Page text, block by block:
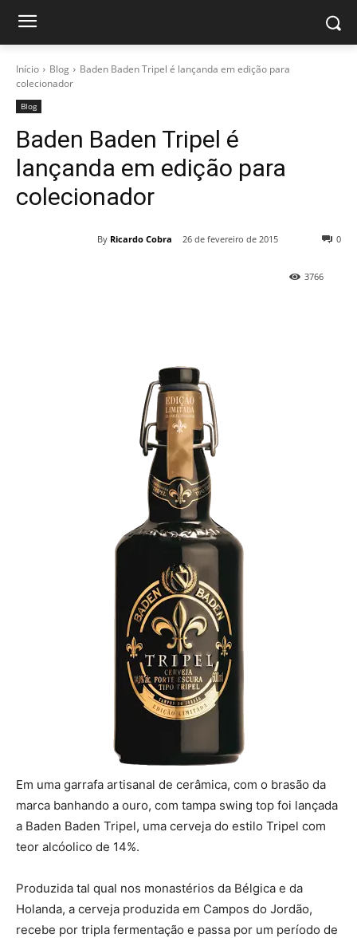
Início Blog
Baden Baden Tripel é lançanda em edição para
colecionador
Blog
Baden Baden Tripel é
lançanda em edição para
colecionador
By Ricardo Cobra 26 de fevereiro de 2015 0
3766
Em uma garrafa artisanal de cerâmica, com o brasão da
marca banhando a ouro, com tampa swing top foi lançada
a Baden Baden Tripel, uma cerveja do estilo Tripel com
teor alcóolico de 14%.
Produzida tal qual nos monastérios da Bélgica e da
Holanda, a cerveja produzida em Campos do Jordão,
recebe por tripla fermentação e passa por um período de